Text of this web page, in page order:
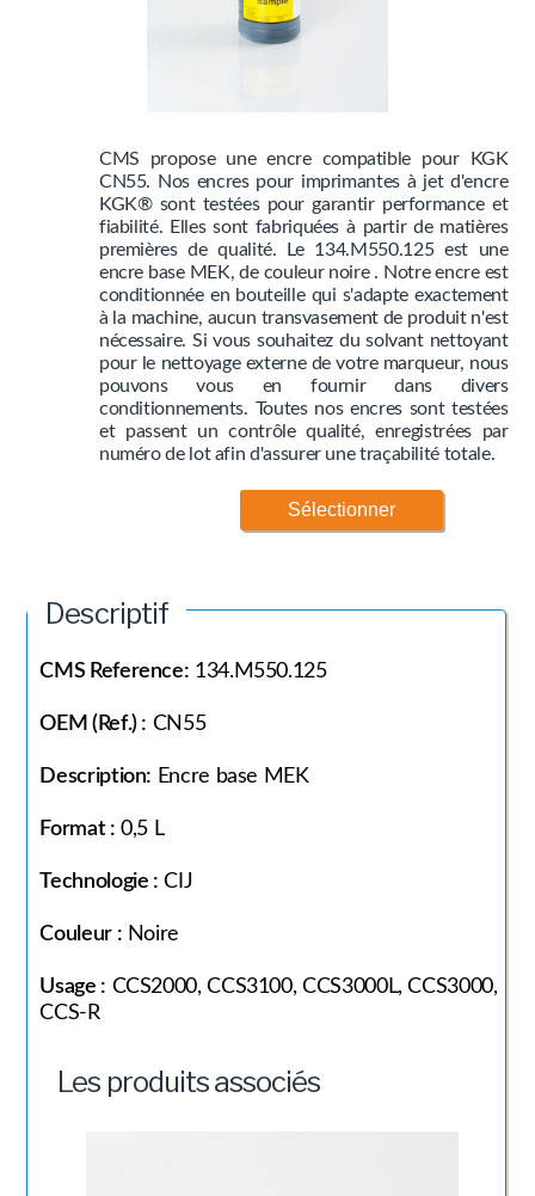
CMS propose une encre compatible pour KGK
CN55. Nos encres pour imprimantes à jet d'encre
KGK® sont testées pour garantir performance et
fiabilité. Elles sont fabriquées à partir de matières
premières de qualité. Le 134.M550.125 est une
encre base MEK, de couleur noire . Notre encre est
conditionnée en bouteille qui s'adapte exactement
à la machine, aucun transvasement de produit n'est
nécessaire. Si vous souhaitez du solvant nettoyant
pour le nettoyage externe de votre marqueur, nous
pouvons vous en fournir dans divers
conditionnements. Toutes nos encres sont testées
et passent un contrôle qualité, enregistrées par
numéro de lot afin d'assurer une traçabilité totale.
Sélectionner
Descriptif
CMS Reference: 134.M550.125
OEM (Ref.) : CN55
Description: Encre base MEK
Format : 0,5 L
Technologie : CIJ
Couleur : Noire
Usage : CCS2000, CCS3100, CCS3000L, CCS3000,
CCS-R
Les produits associés